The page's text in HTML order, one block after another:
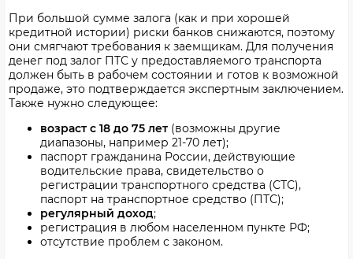
При большой сумме залога (как и при хорошей
кредитной истории) риски банков снижаются, поэтому
они смягчают требования к заемщикам. Для получения
денег под залог ПТС у предоставляемого транспорта
должен быть в рабочем состоянии и готов к возможной
продаже, это подтверждается экспертным заключением.
Также нужно следующее:
возраст с 18 до 75 лет(возможны другие
диапазоны, например 21-70 лет);
паспорт гражданина России, действующие
водительские права, свидетельство о
регистрации транспортного средства (СТС),
паспорт на транспортное средство (ПТС);
регулярный доход;
регистрация в любом населенном пункте РФ;
отсутствие проблем с законом.